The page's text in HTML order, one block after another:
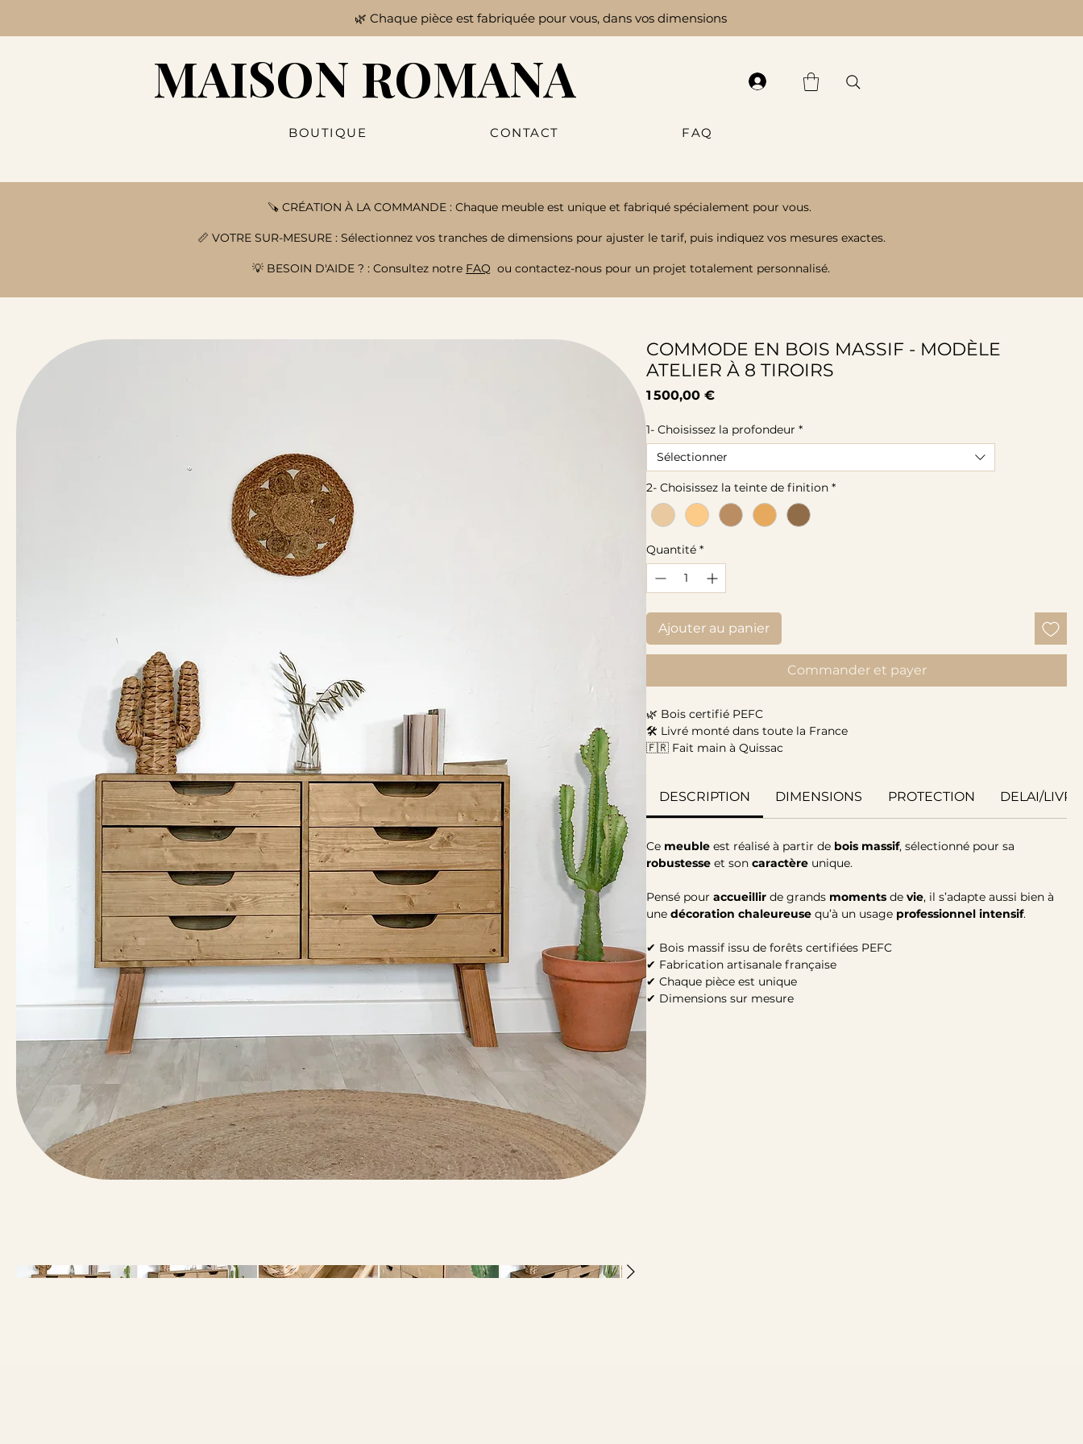
🌿 Chaque pièce est fabriquée pour vous, dans vos dimensions
MAISON ROMANA
BOUTIQUE CONTACT FAQ
🪚 CRÉATION À LA COMMANDE : Chaque meuble est unique et fabriqué spécialement pour vous.
📏 VOTRE SUR-MESURE : Sélectionnez vos tranches de dimensions pour ajuster le tarif, puis indiquez vos mesures exactes.
💡 BESOIN D'AIDE ? : Consultez notre FAQ ou contactez-nous pour un projet totalement personnalisé.
COMMODE EN BOIS MASSIF - MODÈLE
ATELIER À 8 TIROIRS
1 500,00 €Prix
1- Choisissez la profondeur *
Sélectionner
2- Choisissez la teinte de finition *
Quantité *
Ajouter au panier
Commander et payer
🌿 Bois certifié PEFC
🛠 Livré monté dans toute la France
🇫🇷 Fait main à Quissac
Un meuble design, conçue pour durer toute une vie.
Chaque pièce est fabriquée à la main dans notre atelier à partir de bois
DESCRIPTION DIMENSIONS PROTECTION DELAI/
Ce meuble est réalisé à partir de bois massif, sélectionné pour sa
robustesse et soncaractère unique.
Pensé pouraccueillir de grands moments devie, il s’adapte aussi bien à
unedécoration chaleureuse qu’à un usage professionnel intensif.
✔ Bois massif issu de forêts certifiées PEFC
✔ Fabrication artisanale française
✔ Chaque pièce est unique
✔ Dimensions sur mesure